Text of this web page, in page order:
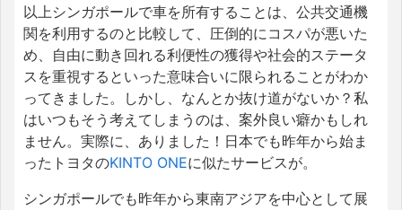
以上シンガポールで車を所有することは、公共交通機
関を利用するのと比較して、圧倒的にコスパが悪いた
め、自由に動き回れる利便性の獲得や社会的ステータ
スを重視するといった意味合いに限られることがわか
ってきました。しかし、なんとか抜け道がないか？私
はいつもそう考えてしまうのは、案外良い癖かもしれ
ません。実際に、ありました！日本でも昨年から始ま
ったトヨタのKINTO ONEに似たサービスが。
シンガポールでも昨年から東南アジアを中心として展